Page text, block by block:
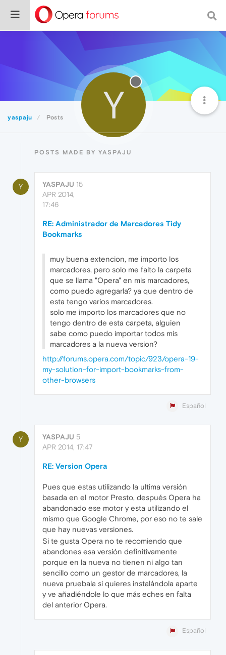
yaspaju Posts Y
POSTS MADE BY YASPAJU
Y YASPAJU 15
APR 2014,
17:46
RE: Administrador de Marcadores Tidy
Bookmarks
muy buena extencion, me importo los
marcadores, pero solo me falto la carpeta
que se llama "Opera" en mis marcadores,
como puedo agregarla? ya que dentro de
esta tengo varios marcadores.
solo me importo los marcadores que no
tengo dentro de esta carpeta, alguien
sabe como puedo importar todos mis
marcadores a la nueva version?
http://forums.opera.com/topic/923/opera-19-
my-solution-for-import-bookmarks-from-
other-browsers
Español
Y YASPAJU 5
APR 2014, 17:47
RE: Version Opera
Pues que estas utilizando la ultima versión
basada en el motor Presto, después Opera ha
abandonado ese motor y esta utilizando el
mismo que Google Chrome, por eso no te sale
que hay nuevas versiones.
Si te gusta Opera no te recomiendo que
abandones esa versión definitivamente
porque en la nueva no tienen ni algo tan
sencillo como un gestor de marcadores, la
nueva pruebala si quieres instalándola aparte
y ve añadiéndole lo que más eches en falta
del anterior Opera.
Español